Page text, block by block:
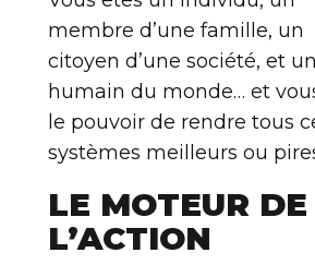
membre d’une famille, un
citoyen d’une société, et un
humain du monde… et
le pouvoir de rendre tous
systèmes meilleurs ou
LE MOTEUR DE
L’ACTION